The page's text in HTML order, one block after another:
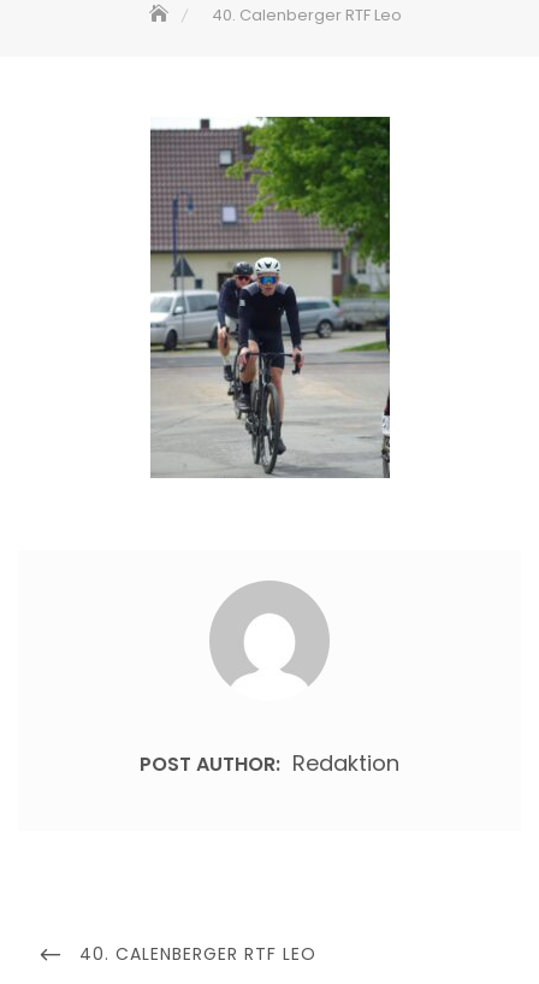
40. Calenberger RTF Leo
POST AUTHOR: Redaktion
PREVIOUS
40. CALENBERGER RTF LEO